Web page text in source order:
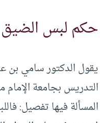
حكم لبس الضيق
يقول الدكتور سامي بن
التدريس بجامعة
المسألة فيها تفصيل: